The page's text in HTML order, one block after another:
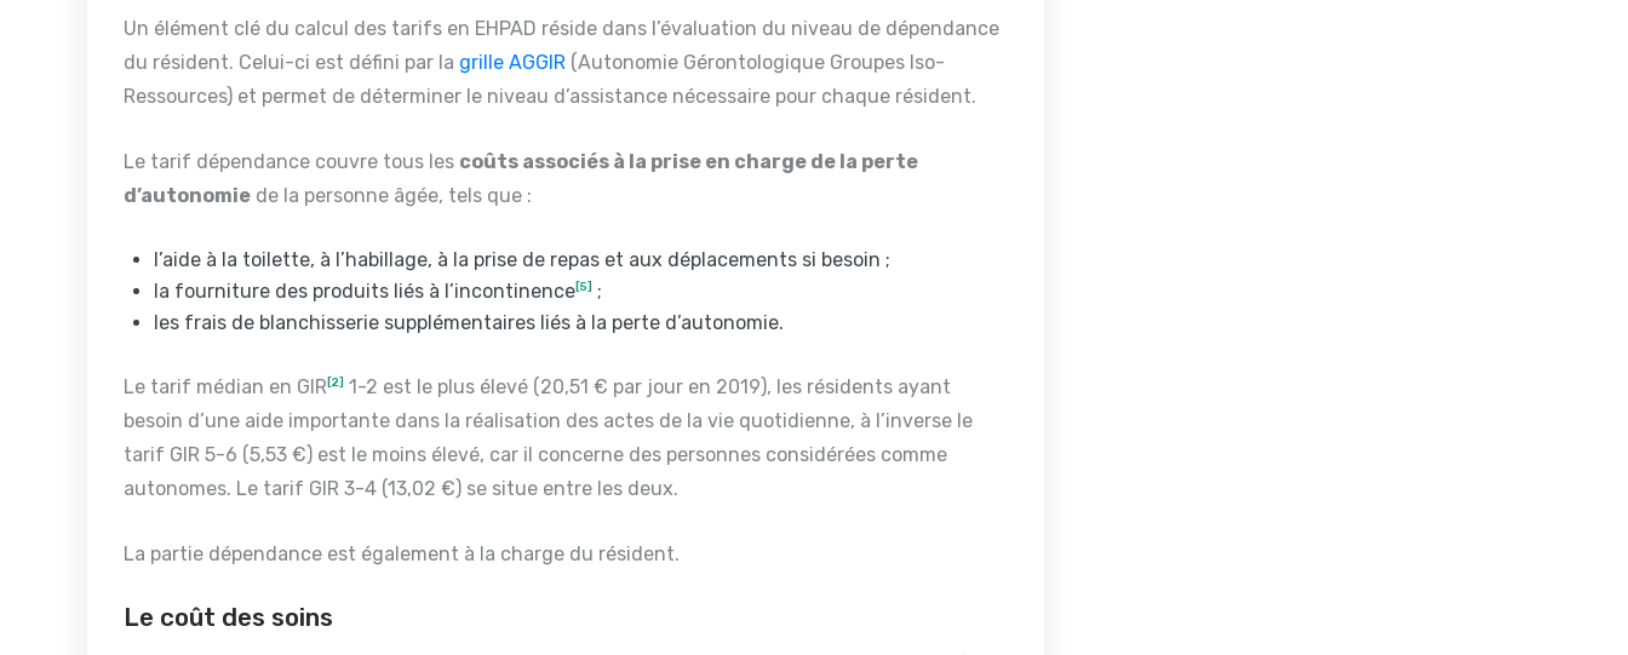
Un élément clé du calcul des tarifs en EHPAD réside dans l’évaluation du niveau de dépendance
du résident. Celui-ci est défini par la grille AGGIR (Autonomie Gérontologique Groupes Iso-
Ressources) et permet de déterminer le niveau d’assistance nécessaire pour chaque résident.
Le tarif dépendance couvre tous les coûts associés à la prise en charge de la perte
d’autonomie de la personne âgée, tels que :
l’aide à la toilette, à l’habillage, à la prise de repas et aux déplacements si besoin ;
la fourniture des produits liés à l’incontinence[5] ;
les frais de blanchisserie supplémentaires liés à la perte d’autonomie.
Le tarif médian en GIR [2] 1-2 est le plus élevé (20,51 € par jour en 2019), les résidents ayant
besoin d’une aide importante dans la réalisation des actes de la vie quotidienne, à l’inverse le
tarif GIR 5-6 (5,53 €) est le moins élevé, car il concerne des personnes considérées comme
autonomes. Le tarif GIR 3-4 (13,02 €) se situe entre les deux.
La partie dépendance est également à la charge du résident.
Le coût des soins